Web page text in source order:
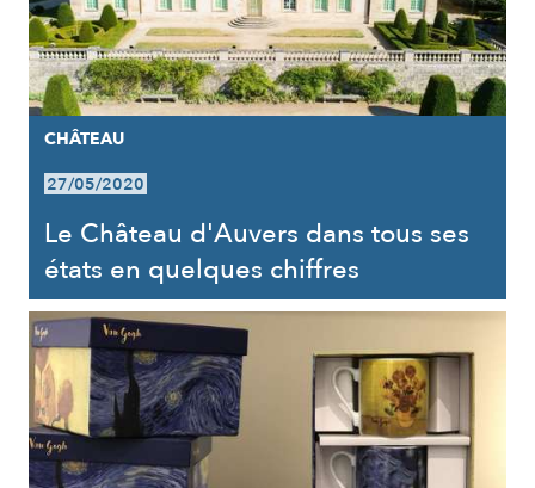
CHÂTEAU
27/05/2020
Le Château d'Auvers dans tous ses
états en quelques chiffres